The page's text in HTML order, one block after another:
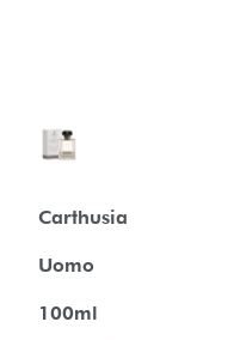
Carthusia
Uomo
100ml